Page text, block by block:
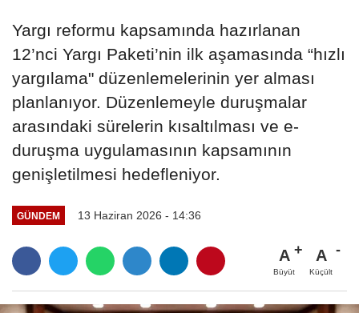
Yargı reformu kapsamında hazırlanan
12’nci Yargı Paketi’nin ilk aşamasında “hızlı
yargılama" düzenlemelerinin yer alması
planlanıyor. Düzenlemeyle duruşmalar
arasındaki sürelerin kısaltılması ve e-
duruşma uygulamasının kapsamının
genişletilmesi hedefleniyor.
GÜNDEM 13 Haziran 2026 - 14:36
A
Büyüt
A
Küçült